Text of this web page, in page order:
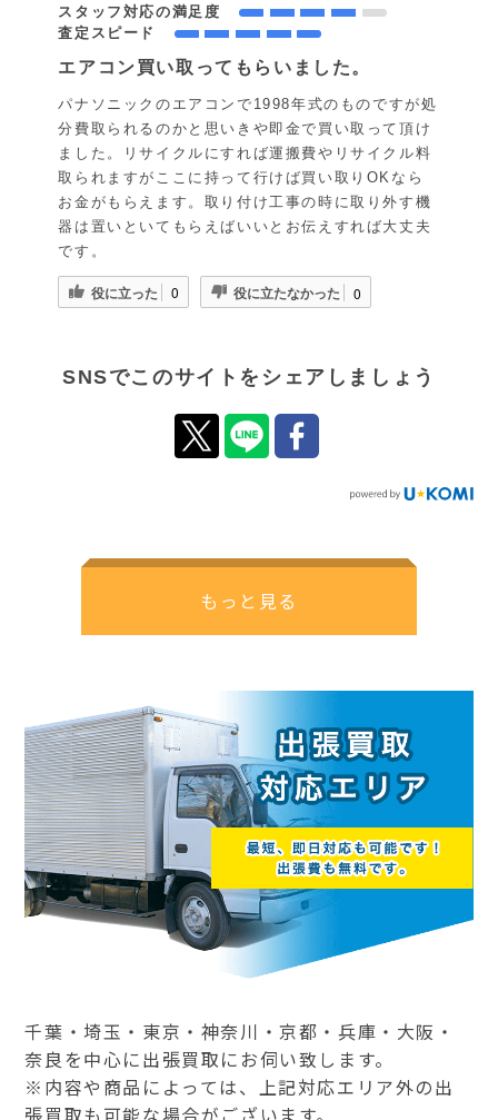
スタッフ対応の満足度
査定スピード
エアコン買い取ってもらいました。
パナソニックのエアコンで1998年式のものですが処
分費取られるのかと思いきや即金で買い取って頂け
ました。リサイクルにすれば運搬費やリサイクル料
取られますがここに持って行けば買い取りOKなら
お金がもらえます。取り付け工事の時に取り外す機
器は置いといてもらえばいいとお伝えすれば大丈夫
です。
役に立った 0 役に立たなかった 0
SNSでこのサイトをシェアしましょう
もっと見る
千葉・埼玉・東京・神奈川・京都・兵庫・大阪・
奈良を中心に出張買取にお伺い致します。
※内容や商品によっては、上記対応エリア外の出